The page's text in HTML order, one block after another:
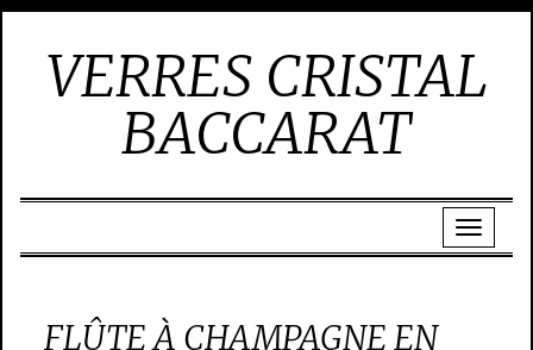
VERRES CRISTAL
BACCARAT
FLÛTE À CHAMPAGNE EN